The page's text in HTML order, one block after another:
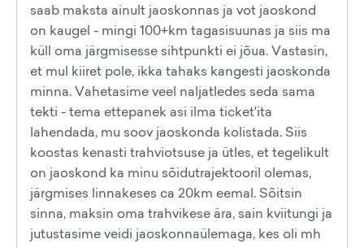
saab maksta ainult jaoskonnas ja vot jaoskond
on kaugel - mingi 100+km tagasisuunas ja siis ma
küll oma järgmisesse sihtpunkti ei jõua. Vastasin,
et mul kiiret pole, ikka tahaks kangesti jaoskonda
minna. Vahetasime veel naljatledes seda sama
tekti - tema ettepanek asi ilma ticket'ita
lahendada, mu soov jaoskonda kolistada. Siis
koostas kenasti trahviotsuse ja ütles, et tegelikult
on jaoskond ka minu sõidutrajektooril olemas,
järgmises linnakeses ca 20km eemal. Sõitsin
sinna, maksin oma trahvikese ära, sain kviitungi ja
jutustasime veidi jaoskonnaülemaga, kes oli mh